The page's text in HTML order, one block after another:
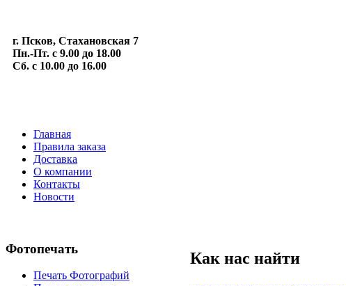
г. Псков, Стахановская 7
Пн.-Пт. с 9.00 до 18.00
Сб. с 10.00 до 16.00
Главная
Правила заказа
Доставка
О компании
Контакты
Новости
Фотопечать
Печать Фотографий
Как нас найти